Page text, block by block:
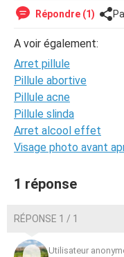
Répondre (1)
A voir également:
Arret pillule
Pillule abortive
Pillule acne
Pillule slinda
Arret alcool effet
Visage photo avant
1 réponse
RÉPONSE 1 / 1
Utilisateur